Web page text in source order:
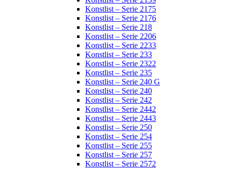
Konstlist – Serie 2175
Konstlist – Serie 2176
Konstlist – Serie 218
Konstlist – Serie 2206
Konstlist – Serie 2233
Konstlist – Serie 233
Konstlist – Serie 2322
Konstlist – Serie 235
Konstlist – Serie 240 G
Konstlist – Serie 240
Konstlist – Serie 242
Konstlist – Serie 2442
Konstlist – Serie 2443
Konstlist – Serie 250
Konstlist – Serie 254
Konstlist – Serie 255
Konstlist – Serie 257
Konstlist – Serie 2572